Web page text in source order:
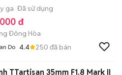
ga Đã sử dụng
đ
Đông Hòa
Do 4.4 250 đã bán
TTartisan 35mm F1.8 Mark II